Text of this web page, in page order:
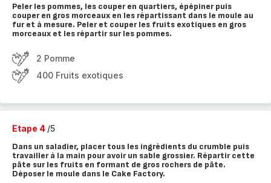
Peler les pommes, les couper en quartiers, épépiner puis
couper en gros morceaux en les répartissant dans le moule au
fur et à mesure. Peler et couper les fruits exotiques en gros
morceaux et les répartir sur les pommes.
2 Pomme
400 Fruits exotiques
Etape 4 /5
Dans un saladier, placer tous les ingrédients du crumble puis
travailler à la main pour avoir un sable grossier. Répartir cette
pâte sur les fruits en formant de gros rochers de pâte.
Déposer le moule dans le Cake Factory.